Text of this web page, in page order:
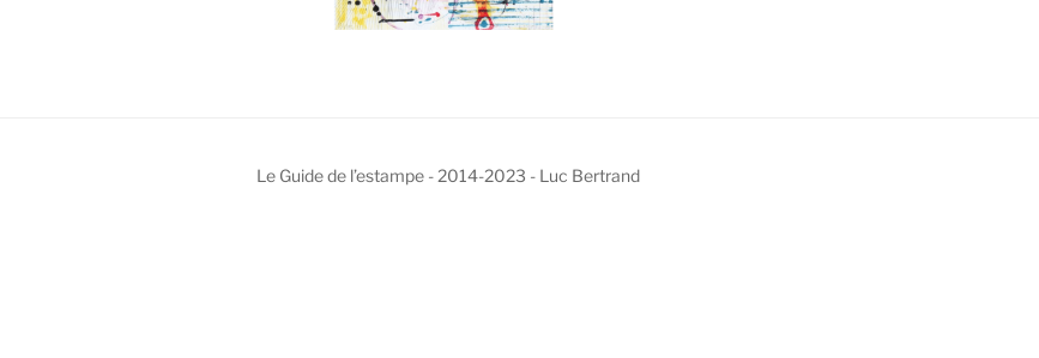
Le Guide de l’estampe - 2014-2023 - Luc Bertrand